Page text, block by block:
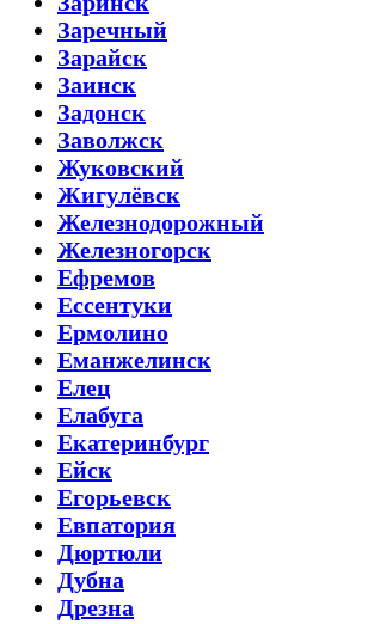
Заречный
Зарайск
Заинск
Задонск
Заволжск
Жуковский
Жигулёвск
Железнодорожный
Железногорск
Ефремов
Ессентуки
Ермолино
Еманжелинск
Елец
Елабуга
Екатеринбург
Ейск
Егорьевск
Евпатория
Дюртюли
Дубна
Дрезна